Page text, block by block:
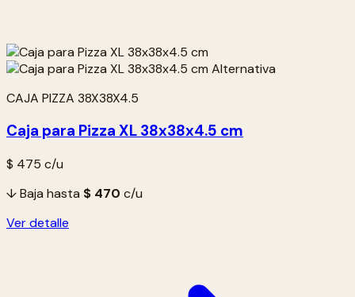
CAJA PIZZA 38X38X4.5
Caja para Pizza XL 38x38x4.5 cm
$ 475 c/u
↓ Baja hasta $ 470 c/u
Ver detalle